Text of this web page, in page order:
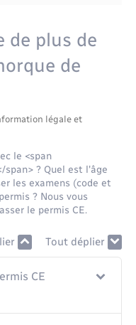
de plus de
de
légale et
le <span
span> ? Quel est l'âge
les examens (code et
? Nous vous
le permis CE.
Tout déplier
CE